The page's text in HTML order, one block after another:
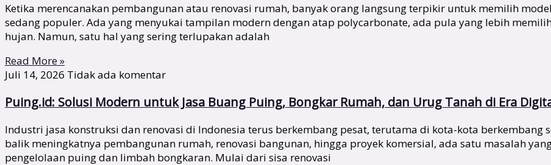
Ketika merencanakan pembangunan atau renovasi rumah, banyak orang langsung terpikir untuk memilih
sedang populer. Ada yang menyukai tampilan modern dengan atap polycarbonate, ada pula yang lebih
hujan. Namun, satu hal yang sering terlupakan adalah
Read More »
Juli 14, 2026 Tidak ada komentar
Puing.id: Solusi Modern untuk Jasa Buang Puing, Bongkar Rumah, dan Urug Tanah di Era
Industri jasa konstruksi dan renovasi di Indonesia terus berkembang pesat, terutama di kota-kota berkembang
balik meningkatnya pembangunan rumah, renovasi bangunan, hingga proyek komersial, ada satu masalah
pengelolaan puing dan limbah bongkaran. Mulai dari sisa renovasi